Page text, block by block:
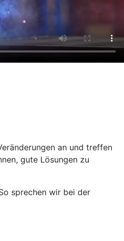
an und treffen
gute Lösungen zu
sprechen wir bei der